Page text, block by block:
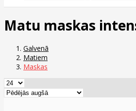
Matu maskas
Galvenā
Matiem
Maskas